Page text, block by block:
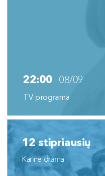
22:00 08/09
TV programa
12 stipriausių
Karinė drama